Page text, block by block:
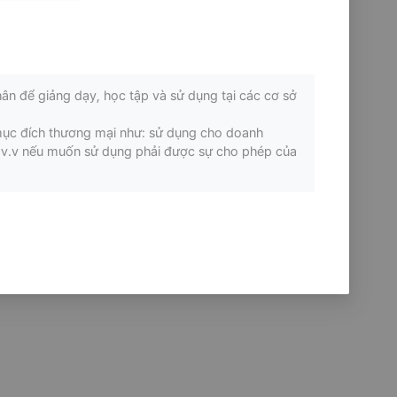
để giảng dạy, học tập và sử dụng tại các cơ sở
đích thương mại như: sử dụng cho doanh
nếu muốn sử dụng phải được sự cho phép của